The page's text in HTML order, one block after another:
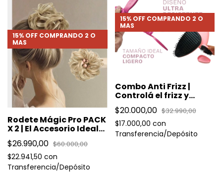
15% OFF COMPRANDO 2 O
MAS
Rodete Mágic Pro PACK
X 2 | El Accesorio Ideal
para Rodetes
Voluminosos y
Naturales en Segundos
$26.990,00 $60.000,00
$22.941,50 con
Transferencia/Depósito
15% OFF COMPRANDO 2 O
MAS
Combo Anti Frizz |
Controlá el frizz y
cuidá tu cabello donde
vayas
$20.000,00 $32.990,00
$17.000,00 con
Transferencia/Depósito